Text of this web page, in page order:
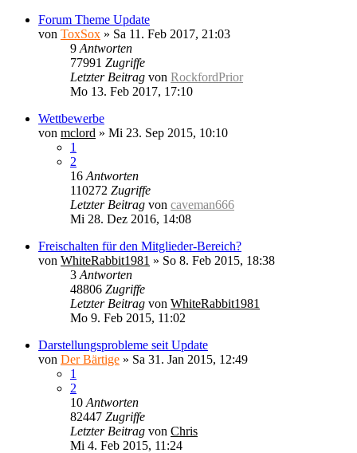
Forum Theme Update
von ToxSox » Sa 11. Feb 2017, 21:03
9 Antworten
77991 Zugriffe
Letzter Beitrag von RockfordPrior
Mo 13. Feb 2017, 17:10
Wettbewerbe
von mclord » Mi 23. Sep 2015, 10:10
1
2
16 Antworten
110272 Zugriffe
Letzter Beitrag von caveman666
Mi 28. Dez 2016, 14:08
Freischalten für den Mitglieder-Bereich?
von WhiteRabbit1981 » So 8. Feb 2015, 18:38
3 Antworten
48806 Zugriffe
Letzter Beitrag von WhiteRabbit1981
Mo 9. Feb 2015, 11:02
Darstellungsprobleme seit Update
von Der Bärtige » Sa 31. Jan 2015, 12:49
1
2
10 Antworten
82447 Zugriffe
Letzter Beitrag von Chris
Mi 4. Feb 2015, 11:24